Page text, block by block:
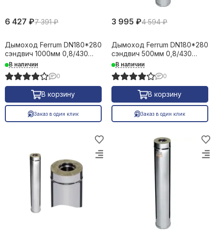
6 427 ₽7 391 ₽
Дымоход Ferrum DN180*280
сэндвич 1000мм 0,8/430
23089
В наличии
0
В корзину
Заказ в один клик
3 995 ₽4 594 ₽
Дымоход Ferrum DN180*280
сэндвич 500мм 0,8/430
23090
В наличии
0
В корзину
Заказ в один клик